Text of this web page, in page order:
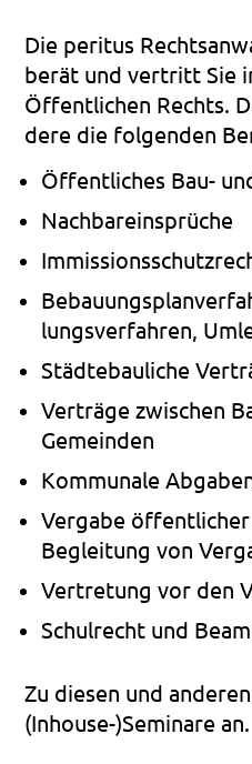
Die peri­tus
berät und ver­tritt Sie
Öffent­li­chen Rechts.
de­re die fol­gen­den
Öffent­li­ches Bau-
Nach­bar­ein­sprü­che
lungs­ver­fah­ren,
Städ­te­bau­li­che
Ver­trä­ge zwi­schen
Gemein­den
Kom­mu­na­le
Ver­ga­be
Beglei­tung von
Ver­tre­tung vor den
Schul­recht und
Zu die­sen und
(Inhouse-)Seminare an.